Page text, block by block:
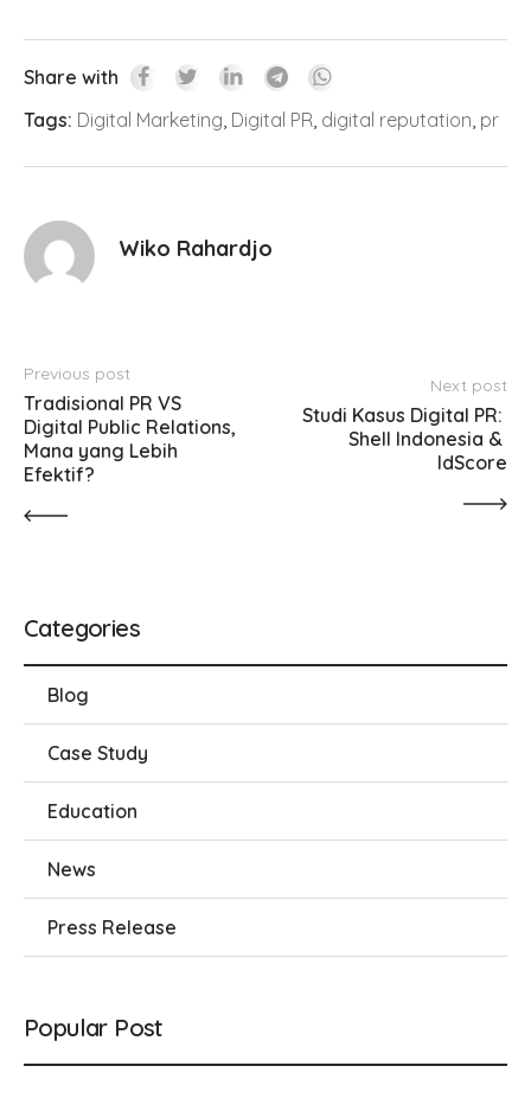
Share with
Tags: Digital Marketing Digital PR digital reputation pr
Wiko Rahardjo
Previous post
Tradisional PR VS
Digital Public Relations,
Mana yang Lebih
Efektif?
Next post
Studi Kasus Digital PR:
Shell Indonesia &
IdScore
Categories
Blog
Case Study
Education
News
Press Release
Popular Post